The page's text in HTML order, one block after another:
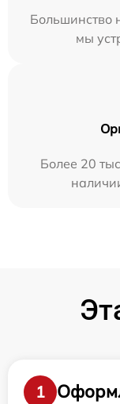
Большинство
мы
Более 20
1